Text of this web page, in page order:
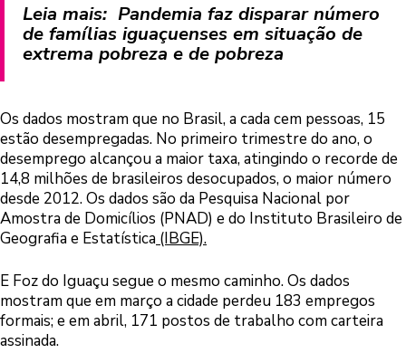
Leia mais: Pandemia faz disparar número
de famílias iguaçuenses em situação de
extrema pobreza e de pobreza
Os dados mostram que no Brasil, a cada cem pessoas, 15
estão desempregadas. No primeiro trimestre do ano, o
desemprego alcançou a maior taxa, atingindo o recorde de
14,8 milhões de brasileiros desocupados, o maior número
desde 2012. Os dados são da Pesquisa Nacional por
Amostra de Domicílios (PNAD) e do Instituto Brasileiro de
Geografia e Estatística (IBGE).
E Foz do Iguaçu segue o mesmo caminho. Os dados
mostram que em março a cidade perdeu 183 empregos
formais; e em abril, 171 postos de trabalho com carteira
assinada.